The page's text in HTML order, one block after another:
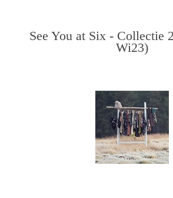
See You at Six - Collectie
Wi23)